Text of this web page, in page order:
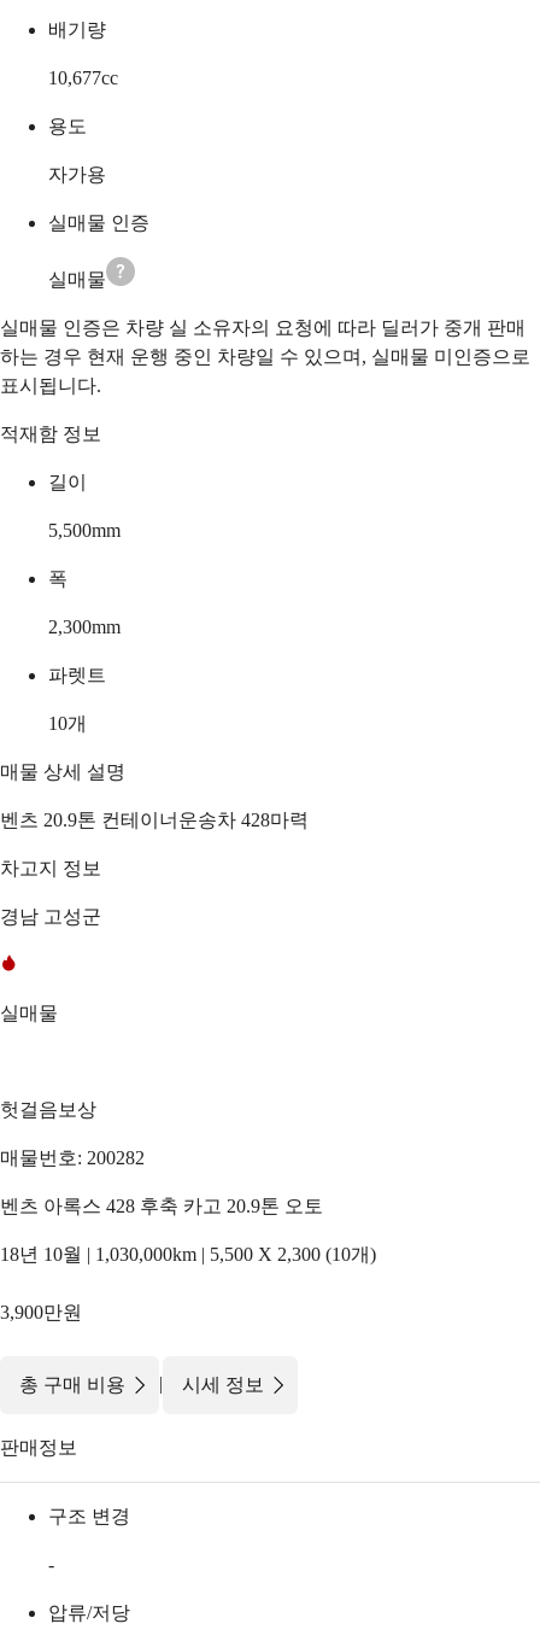
배기량
10,677cc
용도
자가용
실매물 인증
실매물
실매물 인증은 차량 실 소유자의 요청에 따라 딜러가 중개 판매
하는 경우 현재 운행 중인 차량일 수 있으며, 실매물 미인증으로
표시됩니다.
적재함 정보
길이
5,500mm
폭
2,300mm
파렛트
10개
매물 상세 설명
벤츠 20.9톤 컨테이너운송차 428마력
차고지 정보
경남 고성군
실매물
헛걸음보상
매물번호: 200282
벤츠 아록스 428 후축 카고 20.9톤 오토
18년 10월 | 1,030,000km | 5,500 X 2,300 (10개)
3,900만원
총 구매 비용 | 시세 정보
판매정보
구조 변경
-
압류/저당